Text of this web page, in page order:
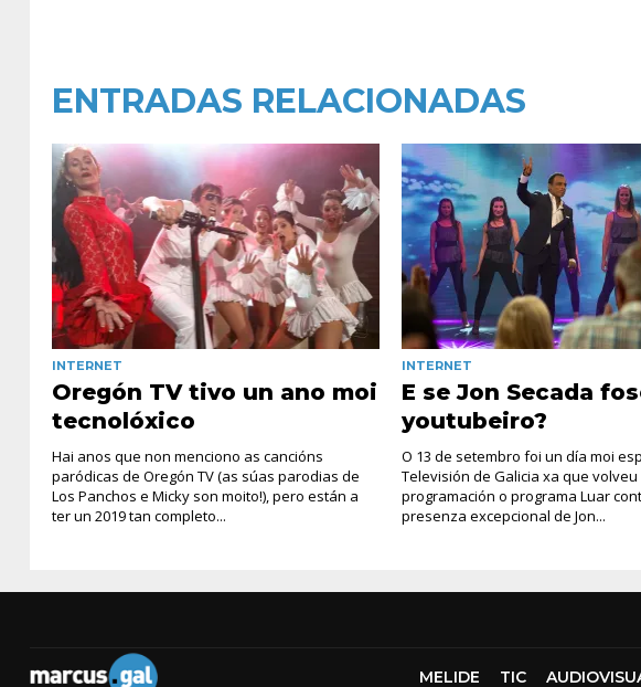
ENTRADAS RELACIONADAS
INTERNET
Oregón TV tivo un ano moi
tecnolóxico
Hai anos que non menciono as cancións
paródicas de Oregón TV (as súas parodias de
Los Panchos e Micky son moito!), pero están a
ter un 2019 tan completo...
INTERNET
E se Jon Secada
youtubeiro?
O 13 de setembro foi un día moi
Televisión de Galicia xa que
programación o programa Luar
presenza excepcional de Jon...
MELIDE TIC